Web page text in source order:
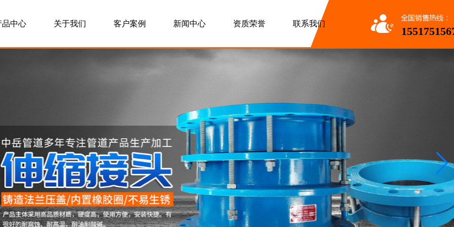
品中心 关于我们 客户案例 新闻中心 资质荣誉 联系我们